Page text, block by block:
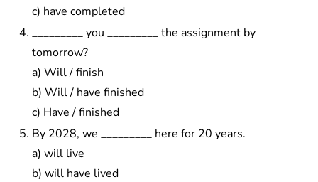
c) have completed
_________ you _________ the assignment by
tomorrow?
a) Will / finish
b) Will / have finished
c) Have / finished
By 2028, we _________ here for 20 years.
a) will live
b) will have lived